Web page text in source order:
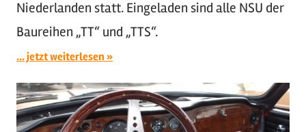
Niederlanden statt. Eingeladen sind alle NSU der
Baureihen „TT“ und „TTS“.
... jetzt weiterlesen